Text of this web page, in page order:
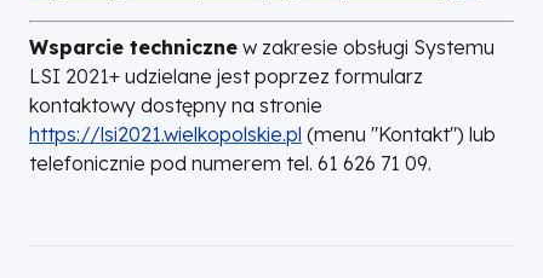
Wsparcie techniczne w zakresie obsługi Systemu
LSI 2021+ udzielane jest poprzez formularz
kontaktowy dostępny na stronie
https://lsi2021.wielkopolskie.pl (menu "Kontakt") lub
telefonicznie pod numerem tel. 61 626 71 09.